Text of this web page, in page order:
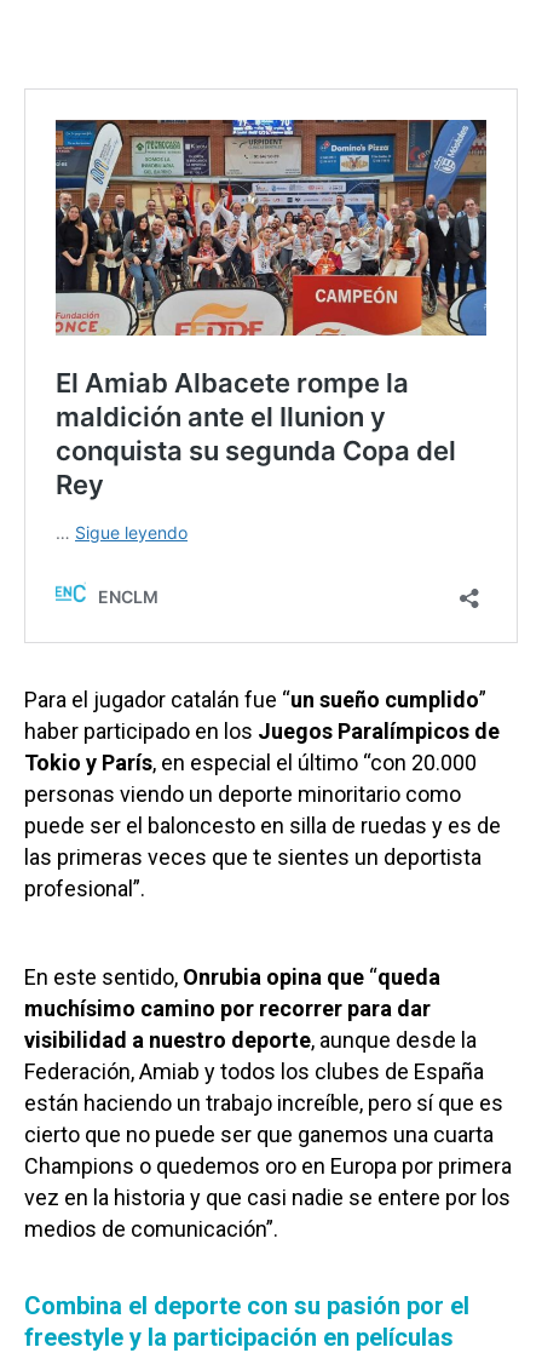
Para el jugador catalán fue “un sueño cumplido”
haber participado en los Juegos Paralímpicos de
Tokio y París, en especial el último “con 20.000
personas viendo un deporte minoritario como
puede ser el baloncesto en silla de ruedas y es de
las primeras veces que te sientes un deportista
profesional”.
En este sentido, Onrubia opina que “queda
muchísimo camino por recorrer para dar
visibilidad a nuestro deporte, aunque desde la
Federación, Amiab y todos los clubes de España
están haciendo un trabajo increíble, pero sí que es
cierto que no puede ser que ganemos una cuarta
Champions o quedemos oro en Europa por primera
vez en la historia y que casi nadie se entere por los
medios de comunicación”.
Combina el deporte con su pasión por el
freestyle y la participación en películas